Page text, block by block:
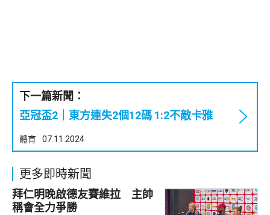
下一篇新聞：
亞冠盃2｜東方連失2個12碼 1:2不敵卡雅
體育 07.11.2024
更多即時新聞
拜仁明晚啟德友賽維拉 主帥
稱會全力爭勝